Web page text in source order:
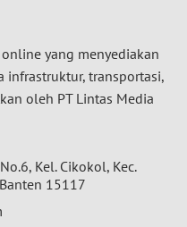
yang menyediakan
infrastruktur, transportasi,
oleh PT Lintas Media
Kel. Cikokol, Kec.
15117